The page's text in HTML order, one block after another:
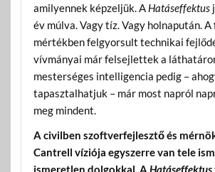
amilyennek képzeljük. A Hatáseffektus
év múlva. Vagy tíz. Vagy holnapután.
mértékben felgyorsult technikai
vívmányai már felsejlettek a
mesterséges intelligencia pedig –
tapasztalhatjuk – már most napról
meg mindent.
A civilben szoftverfejlesztő és
Cantrell víziója egyszerre van tele
ismeretlen dolgokkal. A Hatáseffektus